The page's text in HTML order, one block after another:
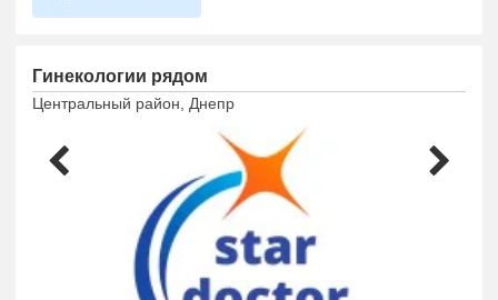
Гинекологии рядом
Центральный район, Днепр